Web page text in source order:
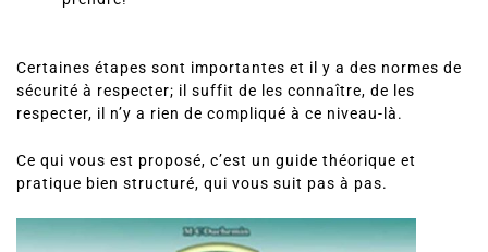
Certaines étapes sont importantes et il y a des normes de
sécurité à respecter; il suffit de les connaître, de les
respecter, il n’y a rien de compliqué à ce niveau-là.
Ce qui vous est proposé, c’est un guide théorique et
pratique bien structuré, qui vous suit pas à pas.